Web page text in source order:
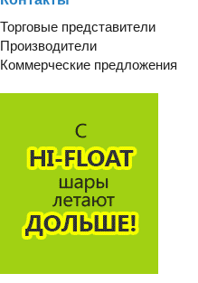
Торговые представители
Производители
Коммерческие предложения